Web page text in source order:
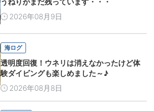
2026年08月9日
海ログ
透明度回復！ウネリは消えなかったけど体
験ダイビングも楽しめました～♪
2026年08月8日